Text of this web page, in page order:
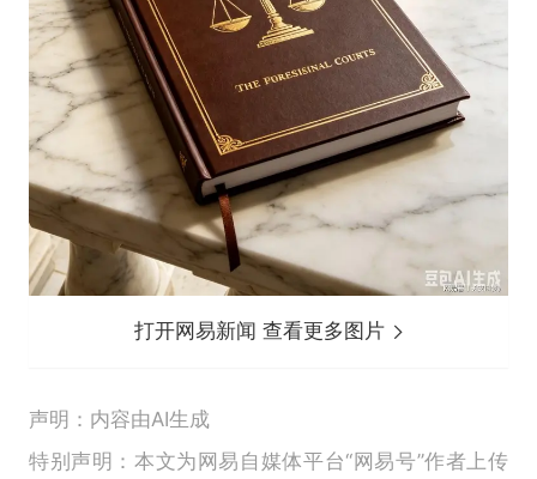
打开网易新闻 查看更多图片
声明：内容由AI生成
特别声明：本文为网易自媒体平台“网易号”作者上传